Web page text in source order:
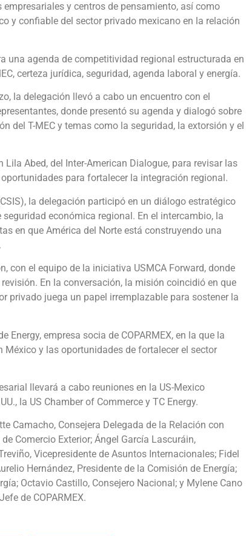
y centros de pensamiento, así como
y confiable del sector privado mexicano en la relación
una agenda de competitividad regional estructurada en
certeza jurídica, seguridad, agenda laboral y energía.
la delegación llevó a cabo un encuentro con el
donde presentó su agenda y dialogó sobre
del T-MEC y temas como la seguridad, la extorsión y el
Abed, del Inter-American Dialogue, para revisar las
para fortalecer la integración regional.
la delegación participó en un diálogo estratégico
económica regional. En el intercambio, la
en que América del Norte está construyendo una
con el equipo de la iniciativa USMCA Forward, donde
En la conversación, la misión coincidió en que
privado juega un papel irremplazable para sostener la
empresa socia de COPARMEX, en la que la
y las oportunidades de fortalecer el sector
llevará a cabo reuniones en la US-Mexico
la US Chamber of Commerce y TC Energy.
Camacho, Consejera Delegada de la Relación con
Comercio Exterior; Ángel García Lascuráin,
Vicepresidente de Asuntos Internacionales; Fidel
Hernández, Presidente de la Comisión de Energía;
Octavio Castillo, Consejero Nacional; y Mylene Cano
de COPARMEX.